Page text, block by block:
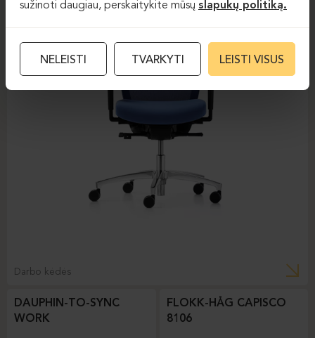
Darbo kėdės
DAUPHIN-TO-SYNC
WORK
FLOKK-HÅG CAPISCO
8106
sužinoti daugiau, perskaitykite mūsų slapukų politiką.
NELEISTI TVARKYTI LEISTI VISUS